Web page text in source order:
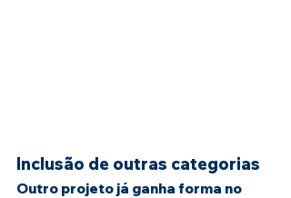
Inclusão de outras categorias
Outro projeto já ganha forma no